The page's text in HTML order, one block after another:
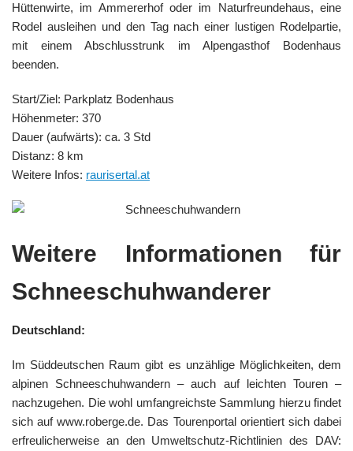
Hüttenwirte, im Ammererhof oder im Naturfreundehaus, eine
Rodel ausleihen und den Tag nach einer lustigen Rodelpartie,
mit einem Abschlusstrunk im Alpengasthof Bodenhaus
beenden.
Start/Ziel: Parkplatz Bodenhaus
Höhenmeter: 370
Dauer (aufwärts): ca. 3 Std
Distanz: 8 km
Weitere Infos: raurisertal.at
Weitere Informationen für
Schneeschuhwanderer
Deutschland:
Im Süddeutschen Raum gibt es unzählige Möglichkeiten, dem
alpinen Schneeschuhwandern – auch auf leichten Touren –
nachzugehen. Die wohl umfangreichste Sammlung hierzu findet
sich auf www.roberge.de. Das Tourenportal orientiert sich dabei
erfreulicherweise an den Umweltschutz-Richtlinien des DAV: